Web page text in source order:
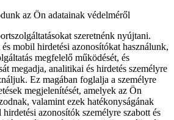
az Ön adatainak védelméről
szeretnénk nyújtani.
mobil hirdetési azonosítókat használunk,
megfelelő működését, és
megadja, analitikai és hirdetés személyre
Ez magában foglalja a személyre
megjelenítését, amelyek az Ön
valamint ezek hatékonyságának
azonosítók személyre szabott és